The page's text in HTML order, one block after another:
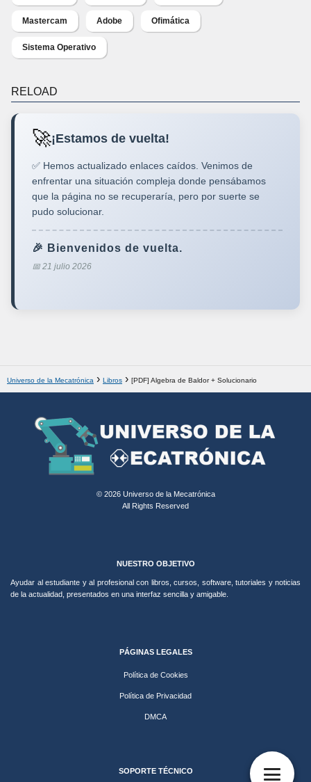
Mastercam Adobe Ofimática
Sistema Operativo
RELOAD
🚀¡Estamos de vuelta!
✅ Hemos actualizado enlaces caídos. Venimos de
enfrentar una situación compleja donde pensábamos
que la página no se recuperaría, pero por suerte se
pudo solucionar.
🎉 Bienvenidos de vuelta.
📅 21 julio 2026
Universo de la Mecatrónica Libros [PDF] Algebra de Baldor + Solucionario
© 2026 Universo de la Mecatrónica
All Rights Reserved
NUESTRO OBJETIVO
Ayudar al estudiante y al profesional con libros, cursos, software, tutoriales y noticias
de la actualidad, presentados en una interfaz sencilla y amigable.
PÁGINAS LEGALES
Política de Cookies
Política de Privacidad
DMCA
SOPORTE TÉCNICO